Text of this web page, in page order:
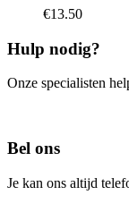
€13.50
Hulp nodig?
Onze specialisten
Bel ons
Je kan ons altijd